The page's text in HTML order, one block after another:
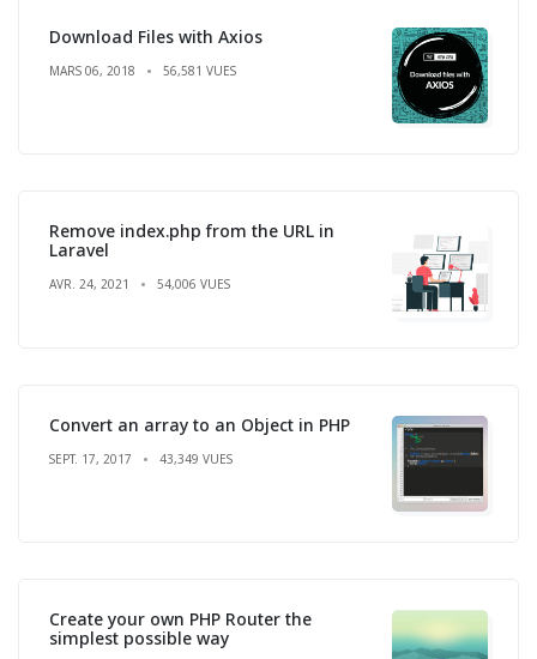
Download Files with Axios
MARS 06, 2018 56,581 VUES
Remove index.php from the URL in
Laravel
AVR. 24, 2021 54,006 VUES
Convert an array to an Object in PHP
SEPT. 17, 2017 43,349 VUES
Create your own PHP Router the
simplest possible way